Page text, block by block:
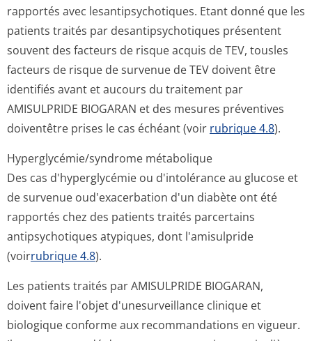
rapportés avec lesantipsycho­tiques. Etant donné que les
patients traités par desantipsychotiques présentent
souvent des facteurs de risque acquis de TEV, tousles
facteurs de risque de survenue de TEV doivent être
identifiés avant et aucours du traitement par
AMISULPRIDE BIOGARAN et des mesures préventives
doiventêtre prises le cas échéant (voir rubrique 4.8).
Hyperglycémie/syn­drome métabolique
Des cas d'hyperglycémie ou d'intolérance au glucose et
de survenue oud'exacerbation d'un diabète ont été
rapportés chez des patients traités parcertains
antipsychotiques atypiques, dont l'amisulpride
(voirrubrique 4.8).
Les patients traités par AMISULPRIDE BIOGARAN,
doivent faire l'objet d'unesurveillance clinique et
biologique conforme aux recommandations en vigueur.